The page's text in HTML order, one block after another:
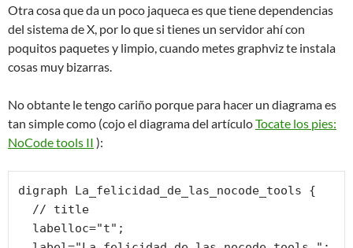
Otra cosa que da un poco jaqueca es que tiene dependencias
del sistema de X, por lo que si tienes un servidor ahí con
poquitos paquetes y limpio, cuando metes graphviz te instala
cosas muy bizarras.
No obtante le tengo cariño porque para hacer un diagrama es
tan simple como (cojo el diagrama del artículoTocate los pies:
NoCode tools II ):
digraph La_felicidad_de_las_nocode_tools {